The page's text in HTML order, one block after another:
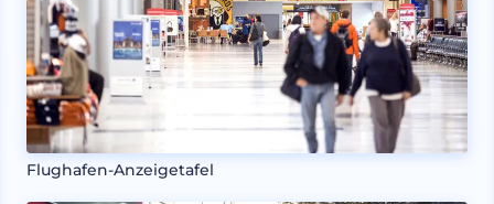
Flughafen-Anzeigetafel